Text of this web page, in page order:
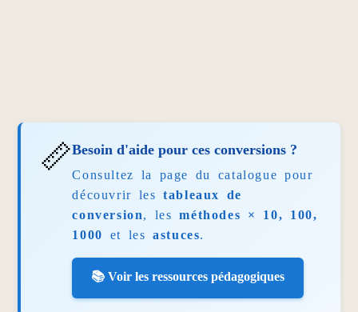
📏Besoin d'aide pour ces conversions ?
Consultez la page du catalogue pour
découvrir lestableaux de
conversion, lesméthodes × 10, 100,
1000
et lesastuces.
📚 Voir les ressources pédagogiques